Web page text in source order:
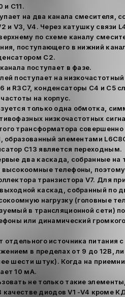
и C11.
на два канала смесителя,
и V3, V4. Через катушку связи
по схеме каналу
поступающего в нижний
С2.
поступает в фазе.
поступает на
и R3C7, конденсаторы С4 и С5
на корпус.
только одна обмотка,
низкочастотных
трансформатора
образованный элементами
С13 является переходным.
два каскада, собранные на
высокоомные телефоны,
транзистора V7. Для
каскад, собранный по
нагрузку (головные
в трансляционной сети)
или динамический
отдельного источника питания
в пределах от 9 до 12В,
шести штук). Когда на
10 мА.
не только такие
качестве диодов V1 -V4 кроме